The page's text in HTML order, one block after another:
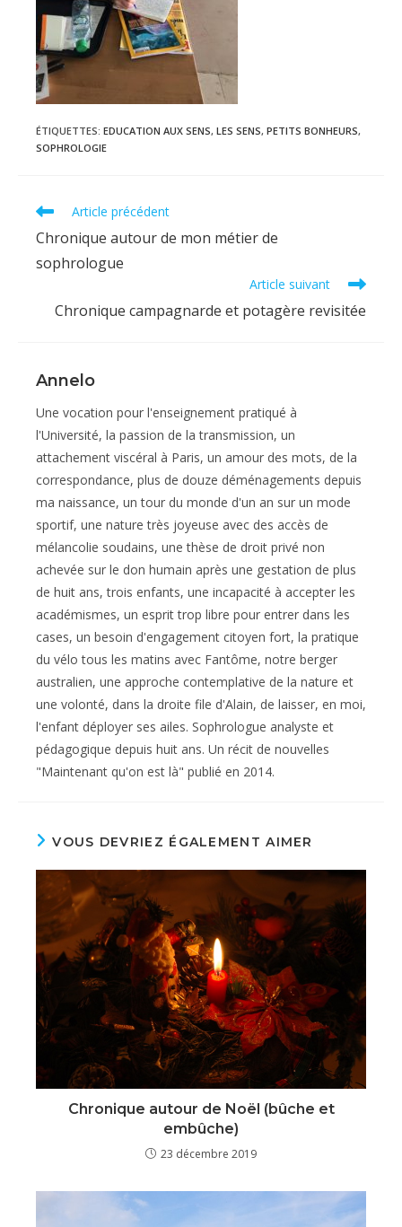
ÉTIQUETTES: EDUCATION AUX SENS, LES SENS, PETITS BONHEURS,
SOPHROLOGIE
Read
articles
Article précédent
Chronique autour de mon métier de
sophrologue
Article suivant
Chronique campagnarde et potagère revisitée
Annelo
Une vocation pour l'enseignement pratiqué à
l'Université, la passion de la transmission, un
attachement viscéral à Paris, un amour des mots, de la
correspondance, plus de douze déménagements depuis
ma naissance, un tour du monde d'un an sur un mode
sportif, une nature très joyeuse avec des accès de
mélancolie soudains, une thèse de droit privé non
achevée sur le don humain après une gestation de plus
de huit ans, trois enfants, une incapacité à accepter les
académismes, un esprit trop libre pour entrer dans les
cases, un besoin d'engagement citoyen fort, la pratique
du vélo tous les matins avec Fantôme, notre berger
australien, une approche contemplative de la nature et
une volonté, dans la droite file d'Alain, de laisser, en moi,
l'enfant déployer ses ailes. Sophrologue analyste et
pédagogique depuis huit ans. Un récit de nouvelles
"Maintenant qu'on est là" publié en 2014.
VOUS DEVRIEZ ÉGALEMENT AIMER
Chronique autour de Noël (bûche et
embûche)
23 décembre 2019